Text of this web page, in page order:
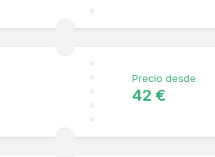
Precio desde
42 €